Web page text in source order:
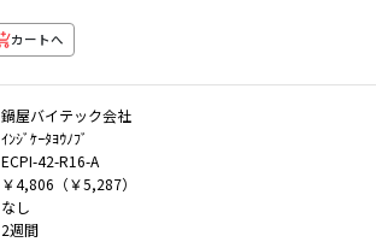
カートへ
鍋屋バイテック会社
ｲﾝｼﾞｹｰﾀﾖｳﾉﾌﾞ
ECPI-42-R16-A
￥4,806（￥5,287）
なし
2週間